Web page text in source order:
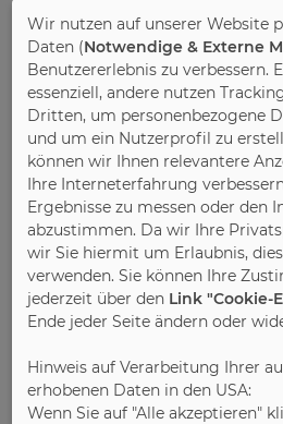
Die deutsche Möbelindustrie
extremen Engpässen bei
Polstermaterialien,
Kunststoffartikeln
Verpackungsmaterialien und
Transportdienstleistungen
enger. In einer aktuellen
Möbelindustrieverbände
Prozent der
produktionsbehindernden
verbunden ist auch eine
Zulieferprodukte. So sind
vergangenen sechs
rund 30 Prozent gestiegen.
Wir nutzen auf unserer Website
Daten (Notwendige & Externe
Benutzererlebnis zu verbessern.
essenziell, andere nutzen
Dritten, um personenbezogene
und um ein Nutzerprofil zu
können wir Ihnen relevantere
Ihre Interneterfahrung
Ergebnisse zu messen oder den
abzustimmen. Da wir Ihre
wir Sie hiermit um Erlaubnis,
verwenden. Sie können Ihre
jederzeit über den Link "Cookie-
Ende jeder Seite ändern oder
Hinweis auf Verarbeitung Ihrer
erhobenen Daten in den USA:
Wenn Sie auf "Alle akzeptieren"